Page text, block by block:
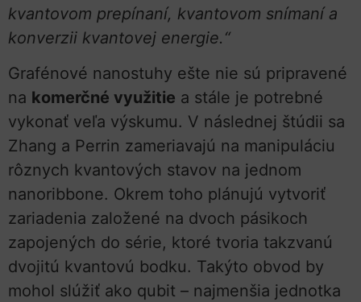
kvantovom prepínaní, kvantovom snímaní a
konverzii kvantovej energie.“
Grafénové nanostuhy ešte nie sú pripravené
na komerčné využitie a stále je potrebné
vykonať veľa výskumu. V následnej štúdii sa
Zhang a Perrin zameriavajú na manipuláciu
rôznych kvantových stavov na jednom
nanoribbone. Okrem toho plánujú vytvoriť
zariadenia založené na dvoch pásikoch
zapojených do série, ktoré tvoria takzvanú
dvojitú kvantovú bodku. Takýto obvod by
mohol slúžiť ako qubit – najmenšia jednotka